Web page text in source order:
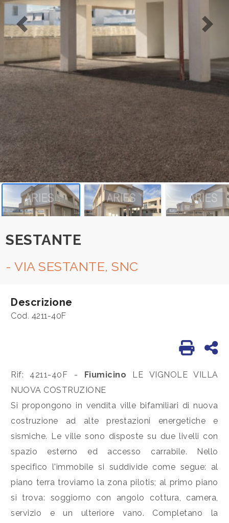
SESTANTE
- VIA SESTANTE, SNC
Descrizione
Cod. 4211-40F
Stampa:
Rif: 4211-40F - Fiumicino LE VIGNOLE VILLA
NUOVA COSTRUZIONE
Si propongono in vendita ville bifamiliari di nuova
costruzione ad alte prestazioni energetiche e
sismiche. Le ville sono disposte su due livelli con
spazio esterno ed accesso carrabile. Nello
specifico l'immobile si suddivide come segue: al
piano terra troviamo la zona pilotis; al primo piano
si trova: soggiorno con angolo cottura, camera,
servizio e un ulteriore vano. Completano la
Provincia
Comune
Tipologia
-
multiscelta
Qualsiasi
Terreni
Totale
mq